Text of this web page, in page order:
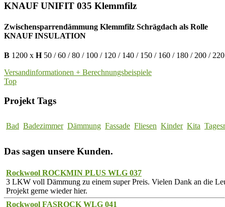
KNAUF UNIFIT 035 Klemmfilz
Zwischensparrendämmung Klemmfilz Schrägdach als Rolle
KNAUF INSULATION
B 1200 x H50 / 60 / 80 / 100 / 120 / 140 / 150 / 160 / 180 / 200 /
Versandinformationen + Berechnungsbeispiele
Top
Projekt Tags
Bad Badezimmer Dämmung Fassade Fliesen Kinder Kita
Das sagen unsere Kunden.
Rockwool ROCKMIN PLUS WLG 037
3 LKW voll Dämmung zu einem super Preis. Vielen Dank an die
Projekt gerne wieder hier.
Rockwool FASROCK WLG 041